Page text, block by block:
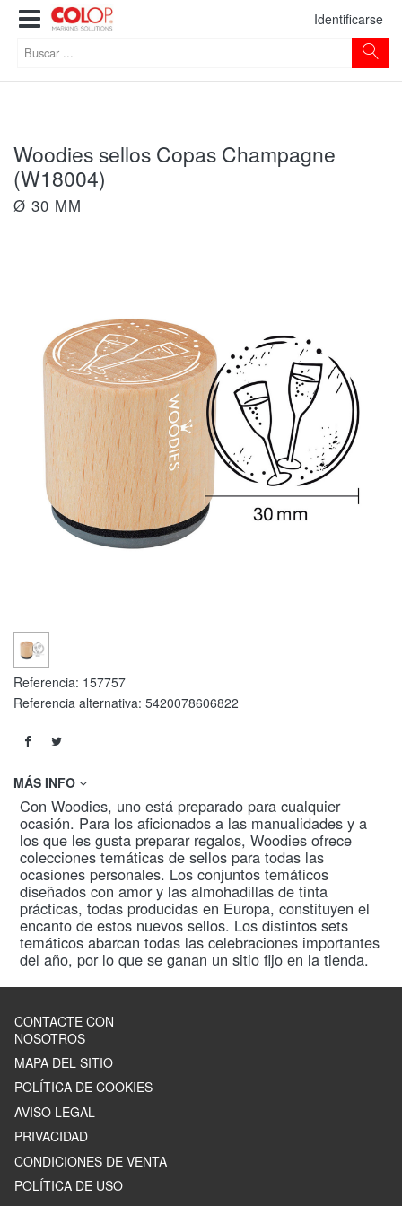
Identificarse
Woodies sellos Copas Champagne
(W18004)
Ø 30 MM
Referencia: 157757
Referencia alternativa: 5420078606822
MÁS INFO
Con Woodies, uno está preparado para cualquier
ocasión. Para los aficionados a las manualidades y a
los que les gusta preparar regalos, Woodies ofrece
colecciones temáticas de sellos para todas las
ocasiones personales. Los conjuntos temáticos
diseñados con amor y las almohadillas de tinta
prácticas, todas producidas en Europa, constituyen el
encanto de estos nuevos sellos. Los distintos sets
temáticos abarcan todas las celebraciones importantes
del año, por lo que se ganan un sitio fijo en la tienda.
CONTACTE CON
NOSOTROS
MAPA DEL SITIO
POLÍTICA DE COOKIES
AVISO LEGAL
PRIVACIDAD
CONDICIONES DE VENTA
POLÍTICA DE USO